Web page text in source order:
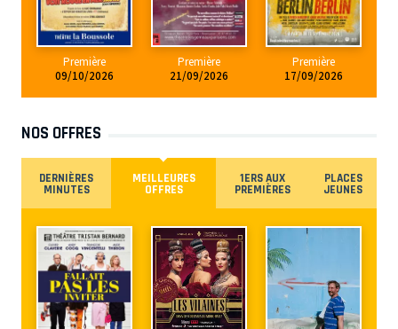
Première
09/10/2026
Première
21/09/2026
Première
17/09/2026
NOS OFFRES
DERNIÈRES
MINUTES
MEILLEURES
OFFRES
1ERS AUX
PREMIÈRES
PLACES
JEUNES